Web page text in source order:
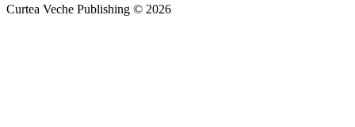
Curtea Veche Publishing © 2026